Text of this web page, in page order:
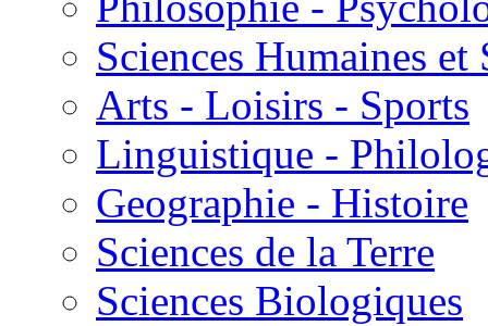
Sciences Humaines et
Arts - Loisirs - Sports
Linguistique -
Geographie - Histoire
Sciences de la Terre
Sciences Biologiques